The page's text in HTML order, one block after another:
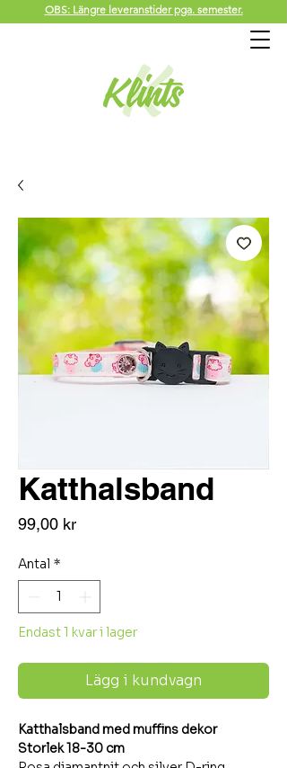
OBS: Längre leveranstider pga. semester.
Katthalsband
99,00 krPris
Antal *
Endast 1 kvar i lager
Lägg i kundvagn
Katthalsband med muffins dekor
Storlek 18-30 cm